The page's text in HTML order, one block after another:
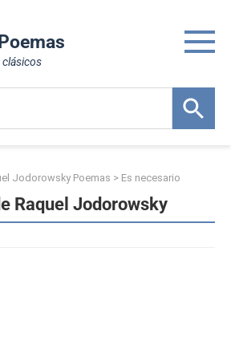
clásicos
Jodorowsky Poemas > Es necesario
Raquel Jodorowsky